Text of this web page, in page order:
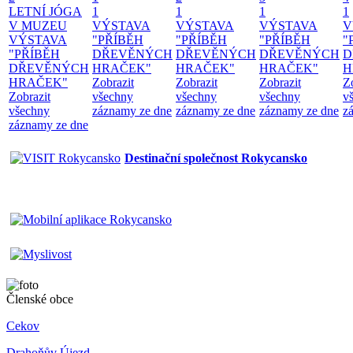
LETNÍ JÓGA
V MUZEU
VÝSTAVA
"PŘÍBĚH
DŘEVĚNÝCH
HRAČEK"
Zobrazit
všechny
záznamy ze dne
1
VÝSTAVA
"PŘÍBĚH
DŘEVĚNÝCH
HRAČEK"
Zobrazit
všechny
záznamy ze dne
1
VÝSTAVA
"PŘÍBĚH
DŘEVĚNÝCH
HRAČEK"
Zobrazit
všechny
záznamy ze dne
1
VÝSTAVA
"PŘÍBĚH
DŘEVĚNÝCH
HRAČEK"
Zobrazit
všechny
záznamy ze dne
1
Destinační společnost Rokycansko
Členské obce
Cekov